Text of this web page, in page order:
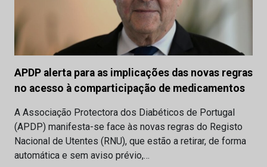
APDP alerta para as implicações das novas regras
no acesso à comparticipação de medicamentos
A Associação Protectora dos Diabéticos de Portugal
(APDP) manifesta-se face às novas regras do Registo
Nacional de Utentes (RNU), que estão a retirar, de forma
automática e sem aviso prévio,…